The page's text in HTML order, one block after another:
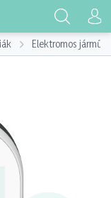
Elektromos jármű,